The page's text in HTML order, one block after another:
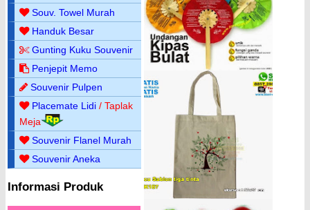
Souv. Towel Murah
Handuk Besar
Gunting Kuku Souvenir
Penjepit Memo
Souvenir Pulpen
Placemate Lidi / Taplak
Meja
Souvenir Flanel Murah
Souvenir Aneka
Informasi Produk